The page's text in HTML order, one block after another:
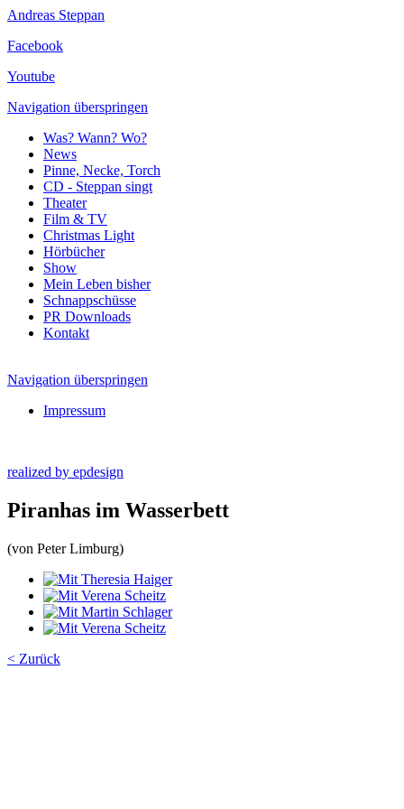
Andreas Steppan
Facebook
Youtube
Navigation überspringen
Was? Wann? Wo?
News
Pinne, Necke, Torch
CD - Steppan singt
Theater
Film & TV
Christmas Light
Hörbücher
Show
Mein Leben bisher
Schnappschüsse
PR Downloads
Kontakt
Navigation überspringen
Impressum
realized by epdesign
Piranhas im Wasserbett
(von Peter Limburg)
< Zurück